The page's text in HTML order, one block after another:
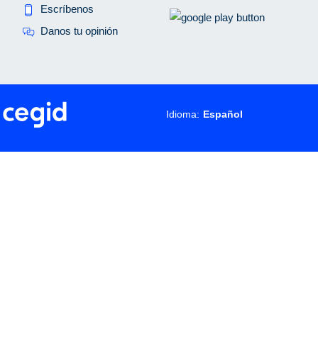
Escríbenos
Danos tu opinión
Idioma: